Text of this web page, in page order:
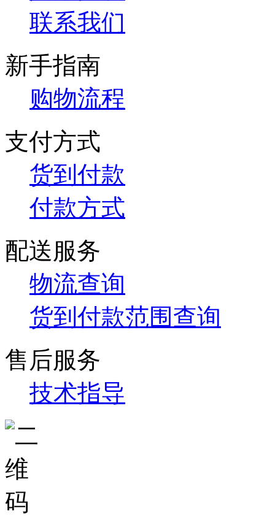
联系我们
新手指南
购物流程
支付方式
货到付款
付款方式
配送服务
物流查询
货到付款范围查询
售后服务
技术指导